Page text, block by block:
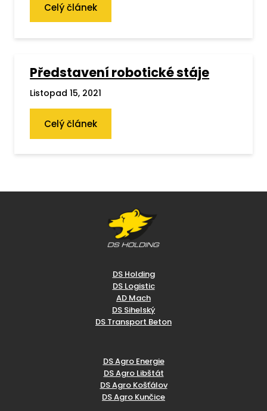
Celý článek
Představení robotické stáje
Listopad 15, 2021
Celý článek
DS Holding
DS Logistic
AD Mach
DS Sihelský
DS Transport Beton
DS Agro Energie
DS Agro Libštát
DS Agro Košťálov
DS Agro Kunčice